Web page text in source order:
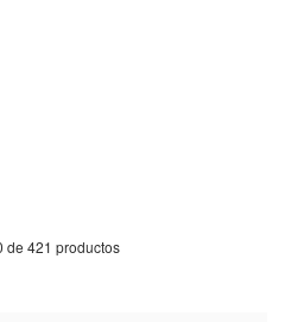
de 421 productos